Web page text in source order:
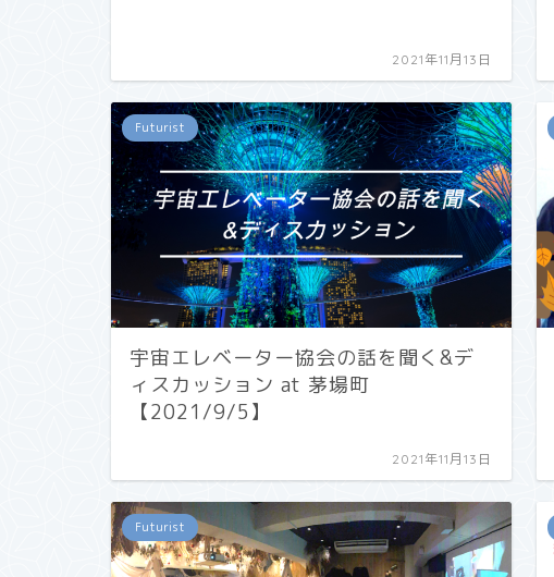
2021年11月13日
Futurist
宇宙エレベーター協会の話を聞く&デ
ィスカッション at 茅場町
【2021/9/5】
2021年11月13日
Futurist